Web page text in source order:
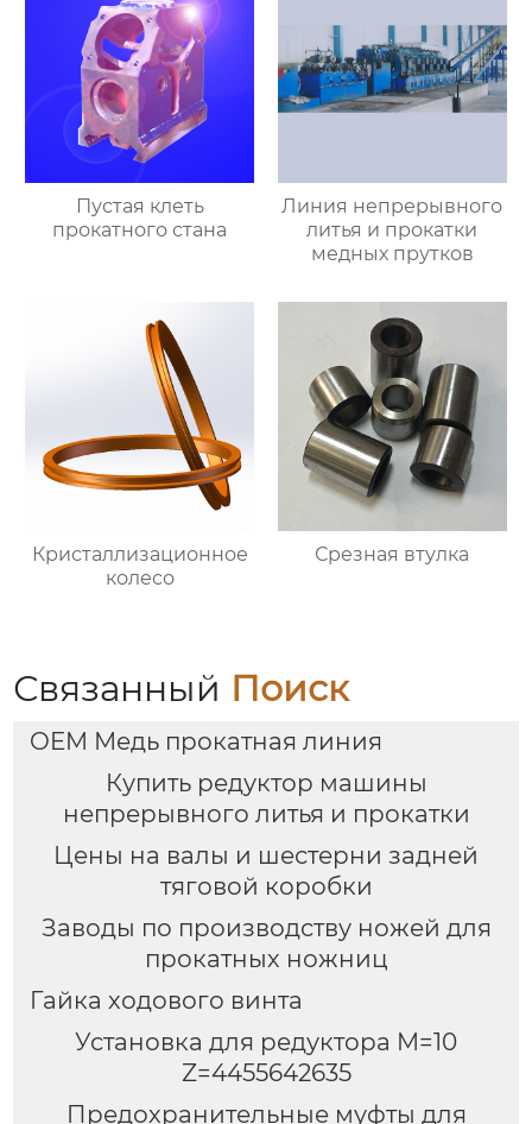
Пустая клеть
прокатного стана
Линия непрерывного
литья и прокатки
медных прутков
Кристаллизационное
колесо
Срезная втулка
Связанный Поиск
OEM Медь прокатная линия
Купить редуктор машины
непрерывного литья и прокатки
Цены на валы и шестерни задней
тяговой коробки
Заводы по производству ножей для
прокатных ножниц
Гайка ходового винта
Установка для редуктора M=10
Z=4455642635
Предохранительные муфты для